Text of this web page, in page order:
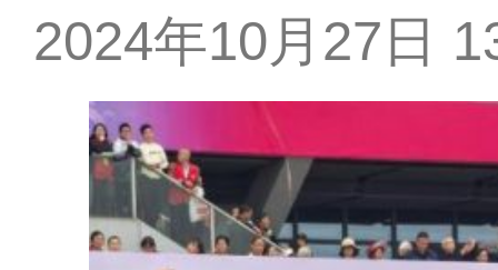
2024年10月27日